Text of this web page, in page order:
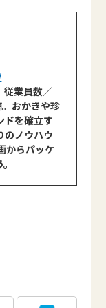
業員数／
おかきや珍
ドを確立す
のノウハウ
からパッケ